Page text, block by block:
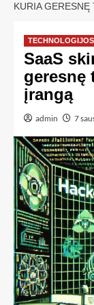
KURIA
TECHNOLOGIJOS
SaaS
geresnę
įrangą
admin 7